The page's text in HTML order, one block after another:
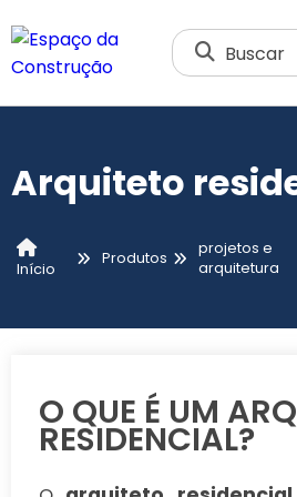
Buscar
Arquiteto
Início
Produtos
projetos e
arquitetura
O QUE É UM
RESIDENCIAL?